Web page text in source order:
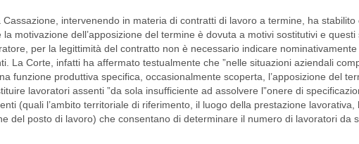
intervenendo in materia di contratti di lavoro a termine, ha
motivazione dell’apposizione del termine è dovuta a motivi sostitutivi e
per la legittimità del contratto non è necessario indicare nominativamente
La Corte, infatti ha affermato testualmente che ”nelle situazioni aziendali
funzione produttiva specifica, occasionalmente scoperta, l’apposizione del
lavoratori assenti ”da sola insufficiente ad assolvere l”onere di
(quali l’ambito territoriale di riferimento, il luogo della prestazione
del posto di lavoro) che consentano di determinare il numero di lavoratori da